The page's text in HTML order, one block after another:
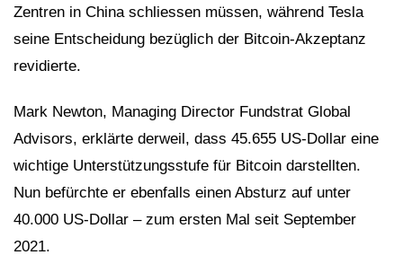
Zentren in China schliessen müssen, während Tesla
seine Entscheidung bezüglich der Bitcoin-Akzeptanz
revidierte.
Mark Newton, Managing Director Fundstrat Global
Advisors, erklärte derweil, dass 45.655 US-Dollar eine
wichtige Unterstützungsstufe für Bitcoin darstellten.
Nun befürchte er ebenfalls einen Absturz auf unter
40.000 US-Dollar – zum ersten Mal seit September
2021.